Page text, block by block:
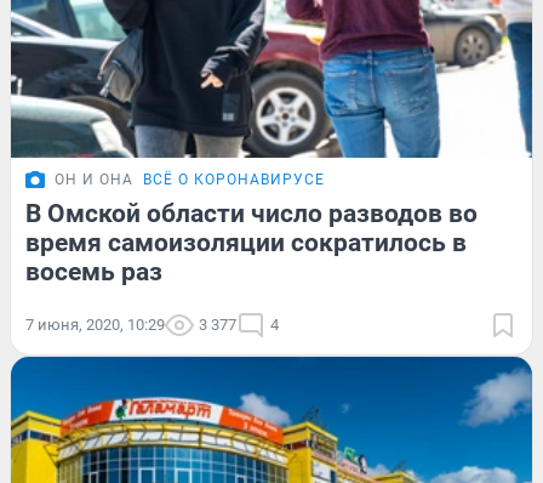
ОН И ОНА ВСЁ О КОРОНАВИРУСЕ
В Омской области число разводов во
время самоизоляции сократилось в
восемь раз
7 июня, 2020, 10:29 3 377 4